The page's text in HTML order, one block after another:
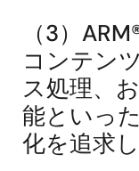
（3）
コンテン
ス処理、
能といっ
化を追求